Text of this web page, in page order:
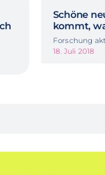
Schöne
kommt,
Forschung
18. Juli 2018